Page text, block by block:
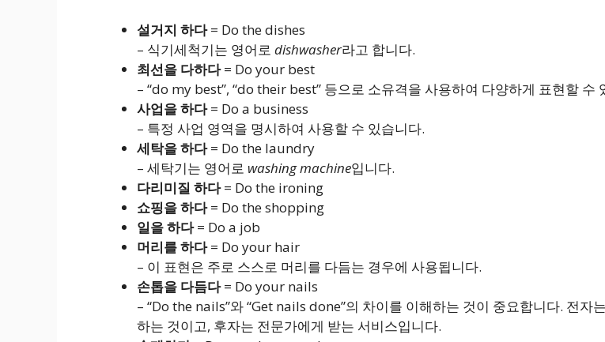
설거지 하다= Do the dishes
– 식기세척기는 영어로 dishwasher라고 합니다.
최선을 다하다= Do your best
– “do my best”, “do their best” 등으로 소유격을 사용하여 다양하게 표현할 수
사업을 하다= Do a business
– 특정 사업 영역을 명시하여 사용할 수 있습니다.
세탁을 하다= Do the laundry
– 세탁기는 영어로 washing machine입니다.
다리미질 하다= Do the ironing
쇼핑을 하다= Do the shopping
일을 하다= Do a job
머리를 하다= Do your hair
– 이 표현은 주로 스스로 머리를 다듬는 경우에 사용됩니다.
손톱을 다듬다= Do your nails
– “Do the nails”와 “Get nails done”의 차이를 이해하는 것이 중요합니다. 전자
하는 것이고, 후자는 전문가에게 받는 서비스입니다.